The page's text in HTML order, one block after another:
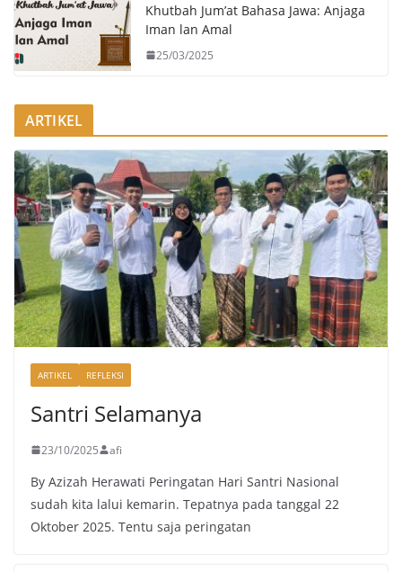
Khutbah Jum’at Bahasa Jawa: Anjaga
Iman lan Amal
25/03/2025
ARTIKEL
ARTIKEL REFLEKSI
Santri Selamanya
23/10/2025 afi
By Azizah Herawati Peringatan Hari Santri Nasional
sudah kita lalui kemarin. Tepatnya pada tanggal 22
Oktober 2025. Tentu saja peringatan